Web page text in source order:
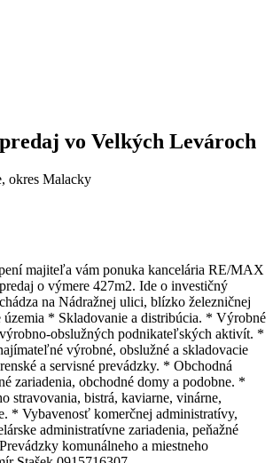
vo Velkých Levároch
okres Malacky
majiteľa vám ponuka kancelária RE/MAX
o výmere 427m2. Ide o investičný
na Nádražnej ulici, blízko železničnej
* Skladovanie a distribúcia. * Výrobné
obslužných podnikateľských aktivít. *
výrobné, obslužné a skladovacie
a servisné prevádzky. * Obchodná
zariadenia, obchodné domy a podobne. *
stravovania, bistrá, kaviarne, vinárne,
* Vybavenosť komerčnej administratívy,
administratívne zariadenia, peňažné
komunálneho a miestneho